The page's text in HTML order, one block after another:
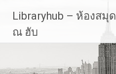
content
Libraryhub – ห้องสมุด
ณ ฮับ